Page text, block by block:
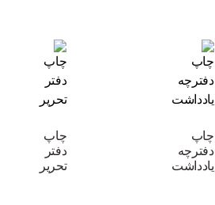
چاپ
دفترچه
یادداشت
چاپ
دفتر
تحریر